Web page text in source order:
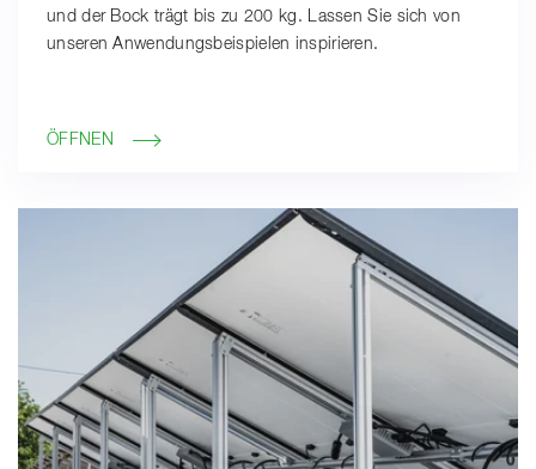
und der Bock trägt bis zu 200 kg. Lassen Sie sich von
unseren Anwendungsbeispielen inspirieren.
ÖFFNEN